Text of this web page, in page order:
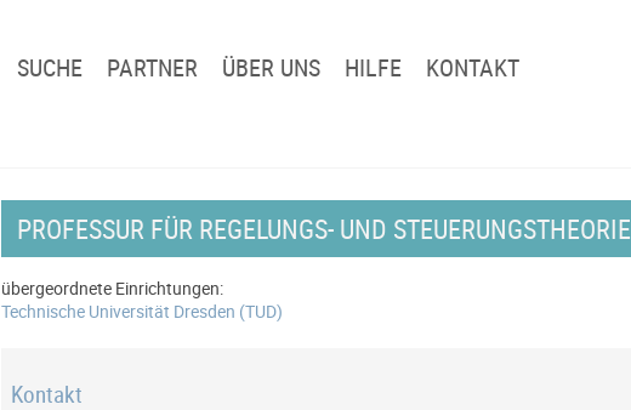
SUCHE PARTNER ÜBER UNS HILFE KONTAKT
PROFESSUR FÜR REGELUNGS- UND STEUERUNGSTHEORIE
übergeordnete Einrichtungen:
Technische Universität Dresden (TUD)
Kontakt